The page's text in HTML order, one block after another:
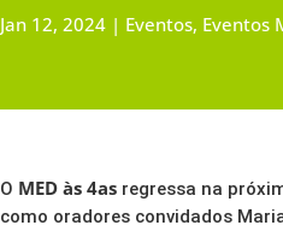
Jan 12, 2024 Eventos, Eventos
O MED às 4as regressa na
como oradores convidados